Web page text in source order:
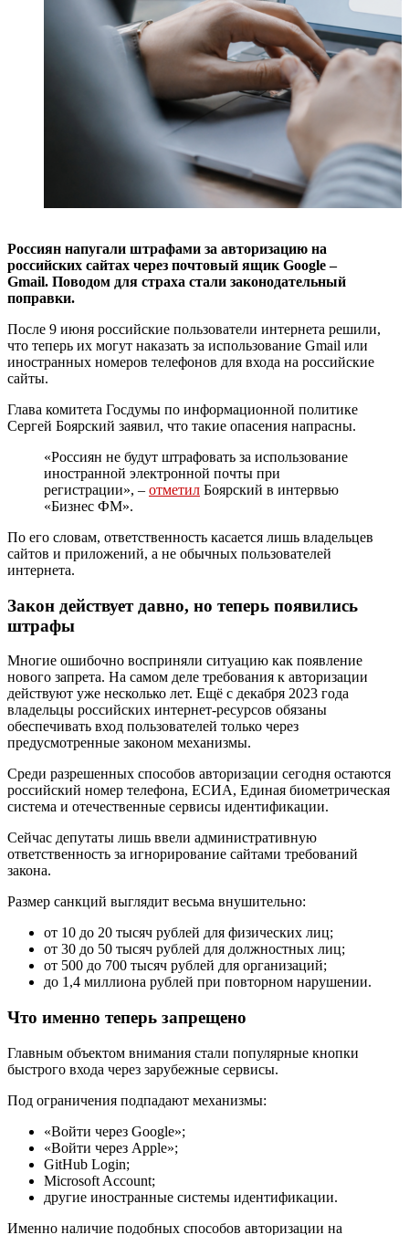
Россиян напугали штрафами за авторизацию на
российских сайтах через почтовый ящик Google –
Gmail. Поводом для страха стали законодательный
поправки.
После 9 июня российские пользователи интернета решили,
что теперь их могут наказать за использование Gmail или
иностранных номеров телефонов для входа на российские
сайты.
Глава комитета Госдумы по информационной политике
Сергей Боярский заявил, что такие опасения напрасны.
«Россиян не будут штрафовать за использование
иностранной электронной почты при
регистрации», – отметил Боярский в интервью
«Бизнес ФМ».
По его словам, ответственность касается лишь владельцев
сайтов и приложений, а не обычных пользователей
интернета.
Закон действует давно, но теперь появились
штрафы
Многие ошибочно восприняли ситуацию как появление
нового запрета. На самом деле требования к авторизации
действуют уже несколько лет. Ещё с декабря 2023 года
владельцы российских интернет-ресурсов обязаны
обеспечивать вход пользователей только через
предусмотренные законом механизмы.
Среди разрешенных способов авторизации сегодня остаются
российский номер телефона, ЕСИА, Единая биометрическая
система и отечественные сервисы идентификации.
Сейчас депутаты лишь ввели административную
ответственность за игнорирование сайтами требований
закона.
Размер санкций выглядит весьма внушительно:
от 10 до 20 тысяч рублей для физических лиц;
от 30 до 50 тысяч рублей для должностных лиц;
от 500 до 700 тысяч рублей для организаций;
до 1,4 миллиона рублей при повторном нарушении.
Что именно теперь запрещено
Главным объектом внимания стали популярные кнопки
быстрого входа через зарубежные сервисы.
Под ограничения подпадают механизмы:
«Войти через Google»;
«Войти через Apple»;
GitHub Login;
Microsoft Account;
другие иностранные системы идентификации.
Именно наличие подобных способов авторизации на